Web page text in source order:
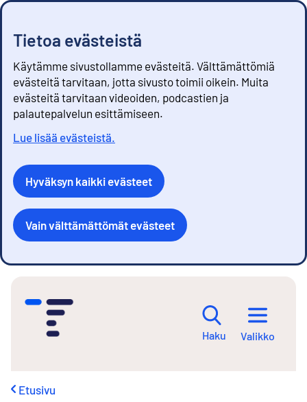
Tietoa evästeistä
Käytämme sivustollamme evästeitä. Välttämättömiä
evästeitä tarvitaan, jotta sivusto toimii oikein. Muita
evästeitä tarvitaan videoiden, podcastien ja
palautepalvelun esittämiseen.
Lue lisää evästeistä.
Hyväksyn kaikki evästeet
Vain välttämättömät evästeet
Haku Valikko
Etusivu